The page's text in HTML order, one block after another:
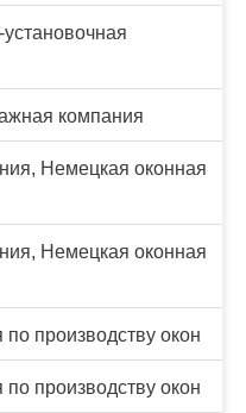
компания
Немецкая оконная
Немецкая оконная
производству окон
производству окон